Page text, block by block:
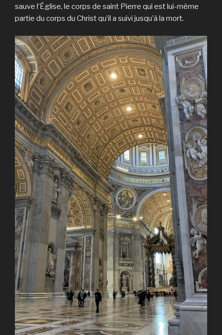
sauve l’Église, le corps de saint Pierre qui est lui-même
partie du corps du Christ qu’il a suivi jusqu’à la mort.